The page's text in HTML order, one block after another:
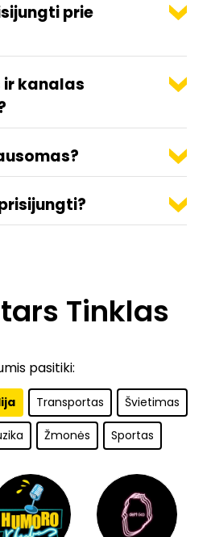
prie
ir kanalas
Tinklas
pasitiki:
Transportas Švietimas
Žmonės Sportas